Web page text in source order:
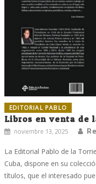
EDITORIAL PABLO
Libros en venta de
noviembre 13, 2025
La Editorial Pablo de la
Cuba, dispone en su
títulos, que el interesado